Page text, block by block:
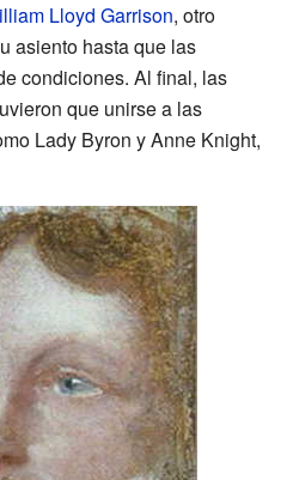
Lloyd Garrison, otro
asiento hasta que las
condiciones. Al final, las
que unirse a las
Lady Byron y Anne Knight,